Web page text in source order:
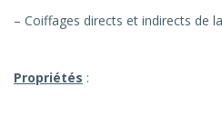
– Coiffages directs et indirects de
Propriétés :